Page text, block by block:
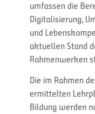
umfassen die
Digitalisierung,
und
aktuellen Stand
Rahmenwerken
Die im Rahmen
ermittelten
Bildung werden